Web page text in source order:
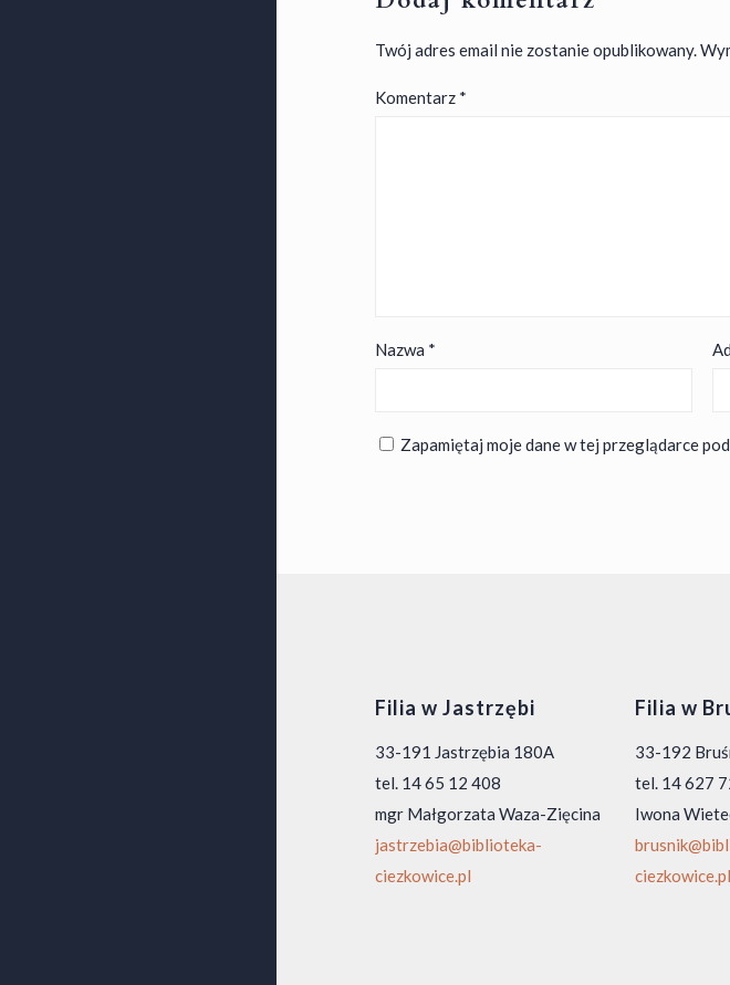
Twój adres email nie zostanie opublikowany.
Komentarz *
Nazwa *
Zapamiętaj moje dane w tej przeglądarce
Filia w Jastrzębi
33-191 Jastrzębia 180A
tel. 14 65 12 408
mgr Małgorzata Waza-Zięcina
jastrzebia@biblioteka-
ciezkowice.pl
Filia w
33-192
tel. 14 627
Iwona
ciezkowice.pl